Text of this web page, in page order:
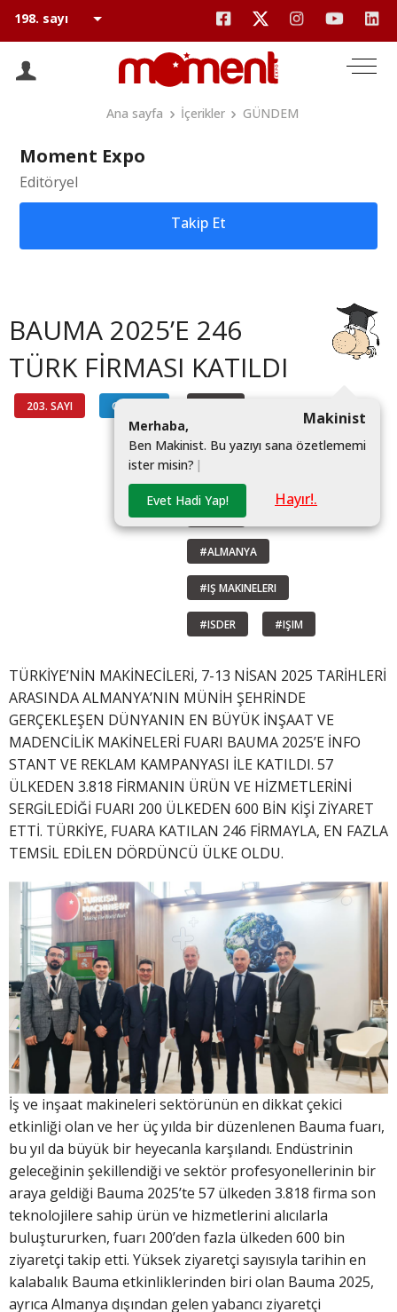
Ana sayfa İçerikler GÜNDEM
Moment Expo
Editöryel
Takip Et
BAUMA 2025’E 246
TÜRK FİRMASI KATILDI
203. SAYI GÜNDEM
#TÜRKIYENIN MAKINECILERI
#FUAR
#ALMANYA
#IŞ MAKINELERI
#ISDER #IŞIM
Makinist
Merhaba,
Ben Makinist. Bu yazıyı sana özetlememi
ister misin? |
Evet Hadi Yap! Hayır!.
TÜRKİYE’NİN MAKİNECİLERİ, 7-13 NİSAN 2025 TARİHLERİ
ARASINDA ALMANYA’NIN MÜNİH ŞEHRİNDE
GERÇEKLEŞEN DÜNYANIN EN BÜYÜK İNŞAAT VE
MADENCİLİK MAKİNELERİ FUARI BAUMA 2025’E İNFO
STANT VE REKLAM KAMPANYASI İLE KATILDI. 57
ÜLKEDEN 3.818 FİRMANIN ÜRÜN VE HİZMETLERİNİ
SERGİLEDİĞİ FUARI 200 ÜLKEDEN 600 BİN KİŞİ ZİYARET
ETTİ. TÜRKİYE, FUARA KATILAN 246 FİRMAYLA, EN FAZLA
TEMSİL EDİLEN DÖRDÜNCÜ ÜLKE OLDU.
İş ve inşaat makineleri sektörünün en dikkat çekici
etkinliği olan ve her üç yılda bir düzenlenen Bauma fuarı,
bu yıl da büyük bir heyecanla karşılandı. Endüstrinin
geleceğinin şekillendiği ve sektör profesyonellerinin bir
araya geldiği Bauma 2025’te 57 ülkeden 3.818 firma son
teknolojilere sahip ürün ve hizmetlerini alıcılarla
buluştururken, fuarı 200’den fazla ülkeden 600 bin
ziyaretçi takip etti. Yüksek ziyaretçi sayısıyla tarihin en
kalabalık Bauma etkinliklerinden biri olan Bauma 2025,
ayrıca Almanya dışından gelen yabancı ziyaretçi